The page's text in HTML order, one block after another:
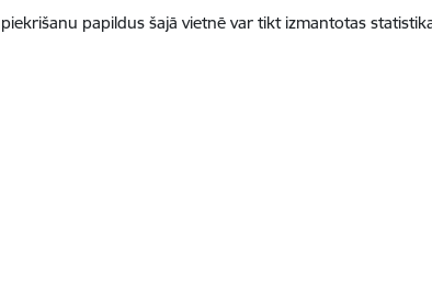
papildus šajā vietnē var tikt izmantotas